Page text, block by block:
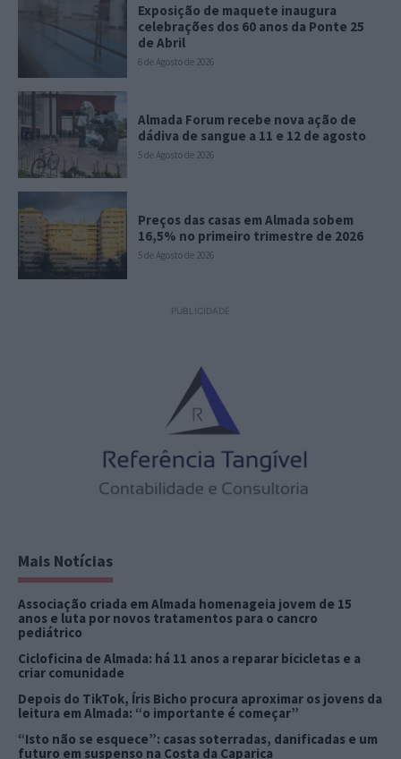
Exposição de maquete inaugura
celebrações dos 60 anos da Ponte 25
de Abril
6 de Agosto de 2026
Almada Forum recebe nova ação de
dádiva de sangue a 11 e 12 de agosto
5 de Agosto de 2026
Preços das casas em Almada sobem
16,5% no primeiro trimestre de 2026
5 de Agosto de 2026
PUBLICIDADE
Mais Notícias
Associação criada em Almada homenageia jovem de 15
anos e luta por novos tratamentos para o cancro
pediátrico
Cicloficina de Almada: há 11 anos a reparar bicicletas e a
criar comunidade
Depois do TikTok, Íris Bicho procura aproximar os jovens da
leitura em Almada: “o importante é começar”
“Isto não se esquece”: casas soterradas, danificadas e um
futuro em suspenso na Costa da Caparica